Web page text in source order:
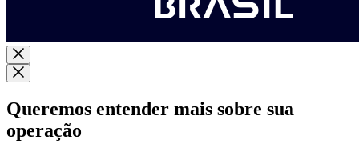
Queremos entender mais sobre sua
operação